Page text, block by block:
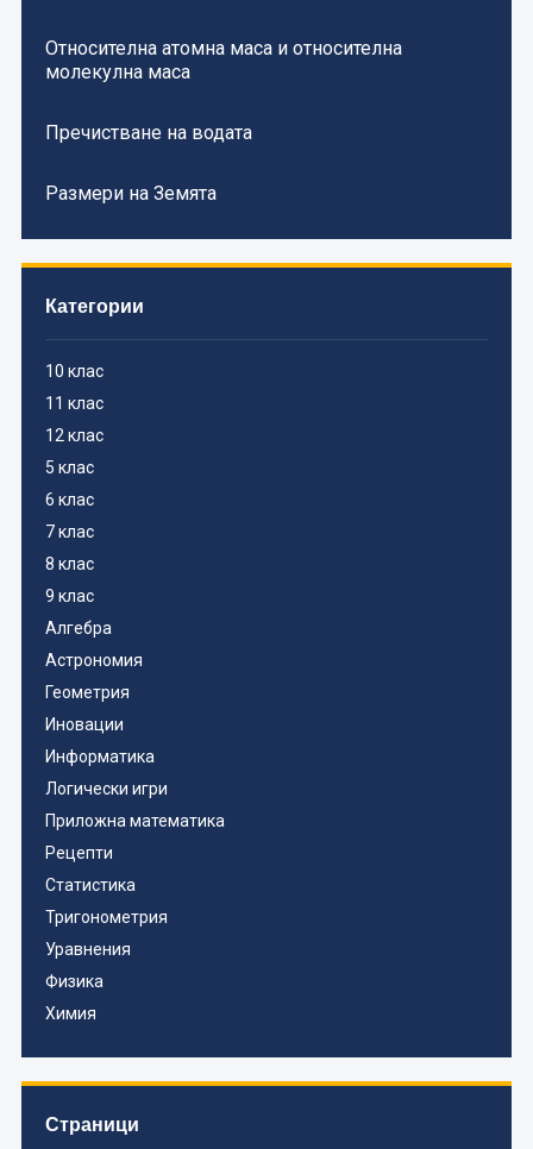
Относителна атомна маса и относителна
молекулна маса
Пречистване на водата
Размери на Земята
Категории
10 клас
11 клас
12 клас
5 клас
6 клас
7 клас
8 клас
9 клас
Алгебра
Астрономия
Геометрия
Иновации
Информатика
Логически игри
Приложна математика
Рецепти
Статистика
Тригонометрия
Уравнения
Физика
Химия
Страници